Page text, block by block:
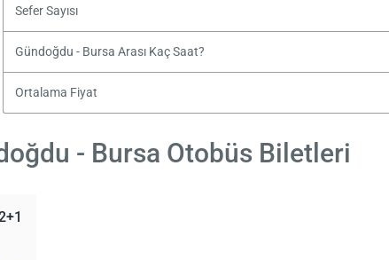
Sefer Sayısı
Gündoğdu - Bursa Arası Kaç Saat?
Ortalama Fiyat
- Bursa Otobüs Biletleri